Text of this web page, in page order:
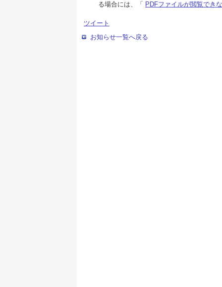
る場合には、「
PDFファイルが閲覧でき
ツイート
お知らせ一覧へ戻る